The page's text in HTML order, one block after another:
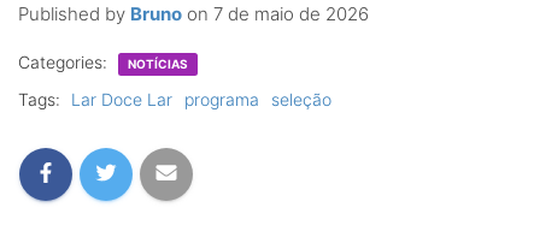
Published by Bruno on 7 de maio de 2026
Categories: NOTÍCIAS
Tags: Lar Doce Lar programa seleção